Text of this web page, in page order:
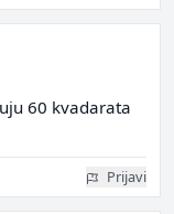
60 kvadarata
Prijavi